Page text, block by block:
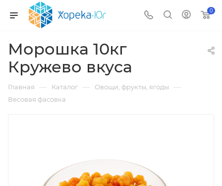
0
Морошка 10кг
Кружево вкуса
Главная — Каталог — Овощи, фрукты, ягоды —
Весовая фасовка